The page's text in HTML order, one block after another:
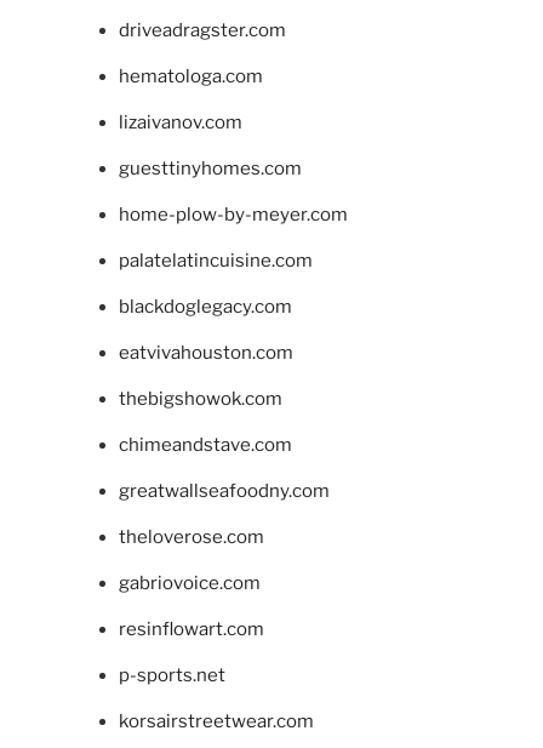
driveadragster.com
hematologa.com
lizaivanov.com
guesttinyhomes.com
home-plow-by-meyer.com
palatelatincuisine.com
blackdoglegacy.com
eatvivahouston.com
thebigshowok.com
chimeandstave.com
greatwallseafoodny.com
theloverose.com
gabriovoice.com
resinflowart.com
p-sports.net
korsairstreetwear.com